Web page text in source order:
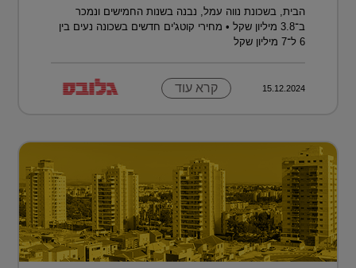
הבית, בשכונת נווה עמל, נבנה בשנות החמישים ונמכר
ב־3.8 מיליון שקל • מחירי קוטג'ים חדשים בשכונה נעים בין
6 ל־7 מיליון שקל
15.12.2024 קרא עוד